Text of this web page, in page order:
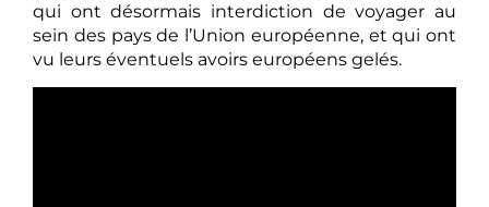
qui ont désormais interdiction de voyager au
sein des pays de l’Union européenne, et qui ont
vu leurs éventuels avoirs européens gelés.